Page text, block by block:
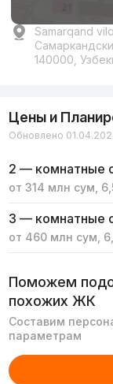
Samarqand
140000,
Цены и
Обновлено
2 — комнатные
от 314 млн сум
3 — комнатные
от 460 млн сум
Поможем
похожих ЖК
Составим
параметрам